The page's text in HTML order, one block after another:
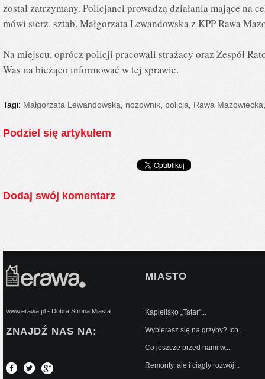
został zatrzymany. Policjanci prowadzą działania mające na
mówi sierż. sztab. Małgorzata Lewandowska z KPP Rawa
Na miejscu, oprócz policji pracowali strażacy oraz Zespół
Was na bieżąco informować w tej sprawie.
Tagi: Małgorzata Lewandowska nożownik policja Rawa Mazowiecka
Podziel się artykułem
Dodaj swój komentarz
www.erawa.pl - Dobra Strona Miasta
ZNAJDŹ NAS NA:
MIASTO
Kąpielisko „Tatar”...
Wybierasz się na grzyby? Ich...
Co jeszcze przed nami w...
Remonty, ale i ciągły rozwój...